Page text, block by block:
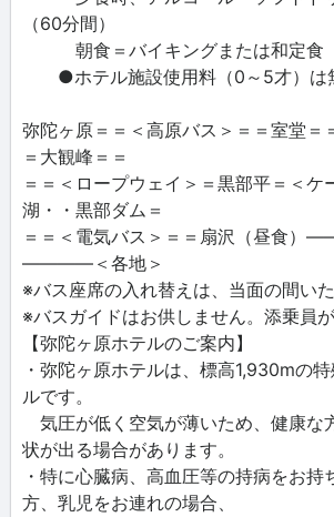
（60分間）
朝食＝バイキングまたは和定食（
●ホテル施設使用料（0～5才）は
弥陀ヶ原＝＝＜高原バス＞＝＝室堂＝
＝大観峰＝＝
＝＝＜ロープウェイ＞＝黒部平＝＜ケ
湖・・黒部ダム＝
＝＝＜電気バス＞＝＝扇沢（昼食
――――＜各地＞
※バス座席の入れ替えは、当面の間い
※バスガイドはお供しません。添乗員が
【弥陀ヶ原ホテルのご案内】
・弥陀ヶ原ホテルは、標高1,930mの
ルです。
気圧が低く空気が薄いため、健康な
状が出る場合があります。
・特に心臓病、高血圧等の持病をお持
方、乳児をお連れの場合、